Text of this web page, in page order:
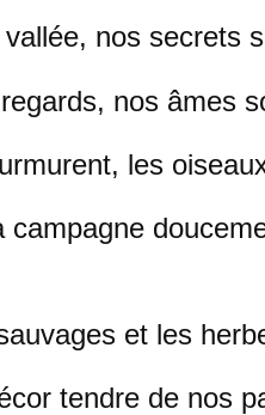
nos secrets
nos âmes
les
campagne
et les
tendre de nos